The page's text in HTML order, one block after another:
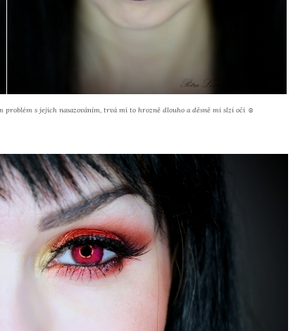
problém s jejich nasazováním, trvá mi to hrozně dlouho a děsně mi slzí oči ☺